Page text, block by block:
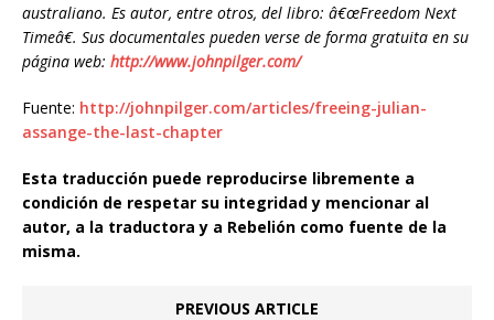
australiano. Es autor, entre otros, del libro: â€œFreedom Next
Timeâ€. Sus documentales pueden verse de forma gratuita en su
página web: http://www.johnpilger.com/
Fuente: http://johnpilger.com/articles/freeing-julian-
assange-the-last-chapter
Esta traducción puede reproducirse libremente a
condición de respetar su integridad y mencionar al
autor, a la traductora y a Rebelión como fuente de la
misma.
PREVIOUS ARTICLE